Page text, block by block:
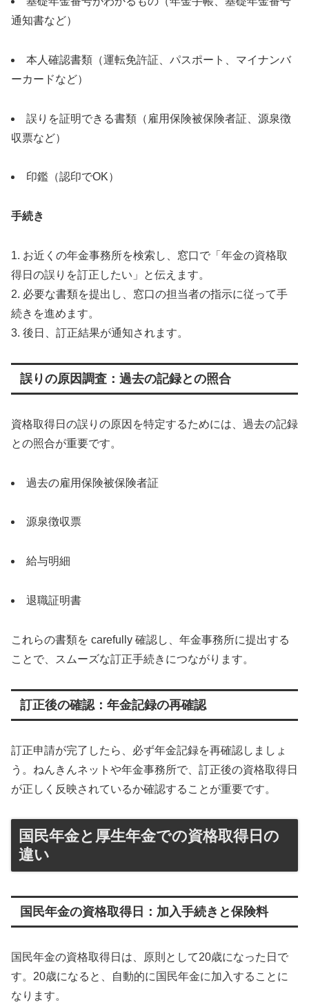
通知書など）
本人確認書類（運転免許証、パスポート、マイナンバ
ーカードなど）
誤りを証明できる書類（雇用保険被保険者証、源泉徴
収票など）
印鑑（認印でOK）
手続き
1. お近くの年金事務所を検索し、窓口で「年金の資格取
得日の誤りを訂正したい」と伝えます。
2. 必要な書類を提出し、窓口の担当者の指示に従って手
続きを進めます。
3. 後日、訂正結果が通知されます。
誤りの原因調査：過去の記録との照合
資格取得日の誤りの原因を特定するためには、過去の記録
との照合が重要です。
過去の雇用保険被保険者証
源泉徴収票
給与明細
退職証明書
これらの書類を carefully 確認し、年金事務所に提出する
ことで、スムーズな訂正手続きにつながります。
訂正後の確認：年金記録の再確認
訂正申請が完了したら、必ず年金記録を再確認しましょ
う。ねんきんネットや年金事務所で、訂正後の資格取得日
が正しく反映されているか確認することが重要です。
国民年金と厚生年金での資格取得日の
違い
国民年金の資格取得日：加入手続きと保険料
国民年金の資格取得日は、原則として20歳になった日で
す。20歳になると、自動的に国民年金に加入することに
なります。